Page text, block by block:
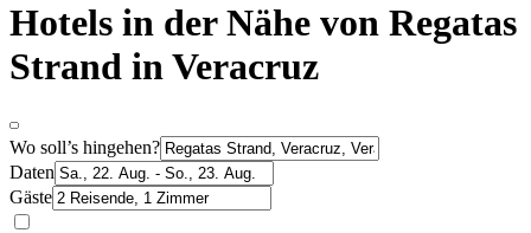
Hotels in der Nähe von Regatas
Strand in Veracruz
Wo soll’s hingehen?
Daten
Gäste